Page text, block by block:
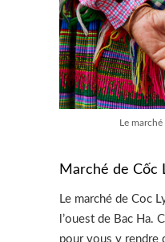
Le
Marché de Cốc
Le marché de Coc
l’ouest de Bac Ha.
pour vous y rendre